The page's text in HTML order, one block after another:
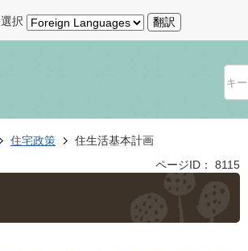
択 翻訳
住宅政策
住生活基本計画
ページID：
8115